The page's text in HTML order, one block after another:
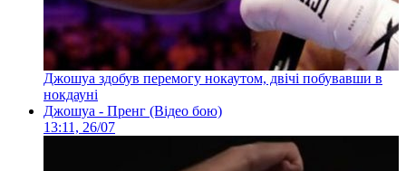
Джошуа здобув перемогу нокаутом, двічі побувавши в
нокдауні
Джошуа - Пренг (Відео бою)
13:11, 26/07